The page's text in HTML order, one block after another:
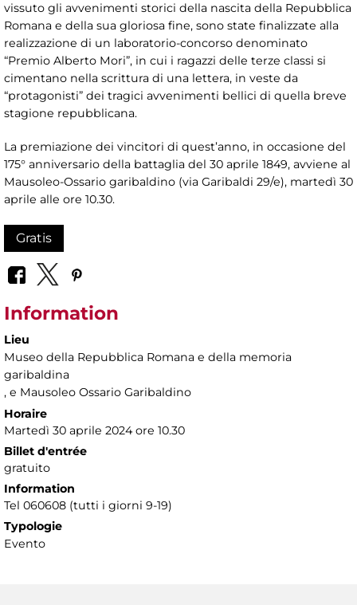
vissuto gli avvenimenti storici della nascita della Repubblica
Romana e della sua gloriosa fine, sono state finalizzate alla
realizzazione di un laboratorio-concorso denominato
“Premio Alberto Mori”, in cui i ragazzi delle terze classi si
cimentano nella scrittura di una lettera, in veste da
“protagonisti” dei tragici avvenimenti bellici di quella breve
stagione repubblicana.
La premiazione dei vincitori di quest’anno, in occasione del
175° anniversario della battaglia del 30 aprile 1849, avviene al
Mausoleo-Ossario garibaldino (via Garibaldi 29/e), martedì 30
aprile alle ore 10.30.
Gratis
Information
Lieu
Museo della Repubblica Romana e della memoria
garibaldina
, e Mausoleo Ossario Garibaldino
Horaire
Martedì 30 aprile 2024 ore 10.30
Billet d'entrée
gratuito
Information
Tel 060608 (tutti i giorni 9-19)
Typologie
Evento